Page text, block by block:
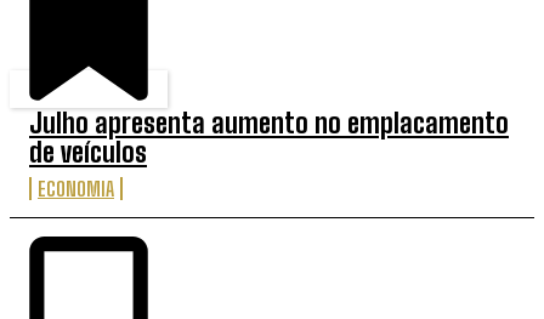
Julho apresenta aumento no emplacamento
de veículos
ECONOMIA